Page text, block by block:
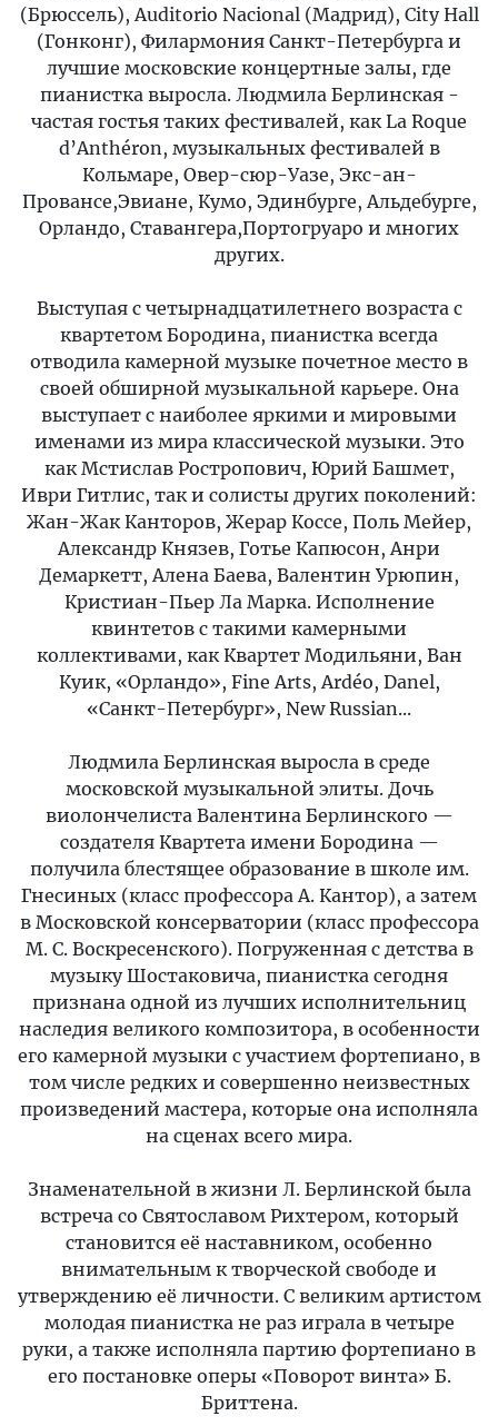
(Брюссель), Auditorio Nacional (Мадрид), City Hall
(Гонконг), Филармония Санкт-Петербурга и
лучшие московские концертные залы, где
пианистка выросла. Людмила Берлинская -
частая гостья таких фестивалей, как La Roque
d’Anthéron, музыкальных фестивалей в
Кольмаре, Овер-сюр-Уазе, Экс-ан-
Провансе,Эвиане, Кумо, Эдинбурге, Альдебурге,
Орландо, Ставангера,Портогруаро и многих
других.
Выступая с четырнадцатилетнего возраста с
квартетом Бородина, пианистка всегда
отводила камерной музыке почетное место в
своей обширной музыкальной карьере. Она
выступает с наиболее яркими и мировыми
именами из мира классической музыки. Это
как Мстислав Ростропович, Юрий Башмет,
Иври Гитлис, так и солисты других поколений:
Жан-Жак Канторов, Жерар Коссе, Поль Мейер,
Александр Князев, Готье Капюсон, Анри
Демаркетт, Алена Баева, Валентин Урюпин,
Кристиан-Пьер Ла Марка. Исполнение
квинтетов с такими камерными
коллективами, как Квартет Модильяни, Ван
Куик, «Орландо», Fine Arts, Ardéo, Danel,
«Санкт-Петербург», New Russian...
Людмила Берлинская выросла в среде
московской музыкальной элиты. Дочь
виолончелиста Валентина Берлинского —
создателя Квартета имени Бородина —
получила блестящее образование в школе им.
Гнесиных (класс профессора А. Кантор), а затем
в Московской консерватории (класс профессора
М. С. Воскресенского). Погруженная с детства в
музыку Шостаковича, пианистка сегодня
признана одной из лучших исполнительниц
наследия великого композитора, в особенности
его камерной музыки с участием фортепиано, в
том числе редких и совершенно неизвестных
произведений мастера, которые она исполняла
на сценах всего мира.
Знаменательной в жизни Л. Берлинской была
встреча со Святославом Рихтером, который
становится её наставником, особенно
внимательным к творческой свободе и
утверждению её личности. С великим артистом
молодая пианистка не раз играла в четыре
руки, а также исполняла партию фортепиано в
его постановке оперы «Поворот винта» Б.
Бриттена.